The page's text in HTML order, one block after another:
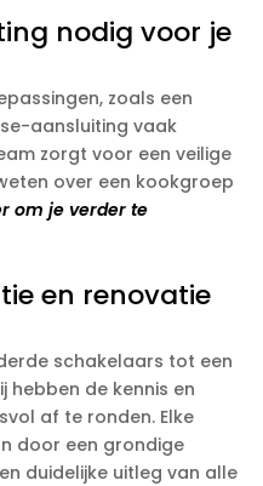
nodig voor je
zoals een
aansluiting vaak
zorgt voor een veilige
over een kookgroep
om je verder te
en renovatie
schakelaars tot een
hebben de kennis en
af te ronden. Elke
door een grondige
duidelijke uitleg van alle